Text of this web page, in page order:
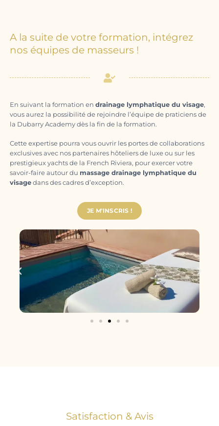
A la suite de votre formation, intégrez
nos équipes de masseurs !
En suivant la formation en drainage lymphatique du visage,
vous aurez la possibilité de rejoindre l’équipe de praticiens de
la Dubarry Academy dès la fin de la formation.
Cette expertise pourra vous ouvrir les portes de collaborations
exclusives avec nos partenaires hôteliers de luxe ou sur les
prestigieux yachts de la French Riviera, pour exercer votre
savoir-faire autour du massage drainage lymphatique du
visagedans des cadres d’exception.
JE M'INSCRIS !
Satisfaction & Avis